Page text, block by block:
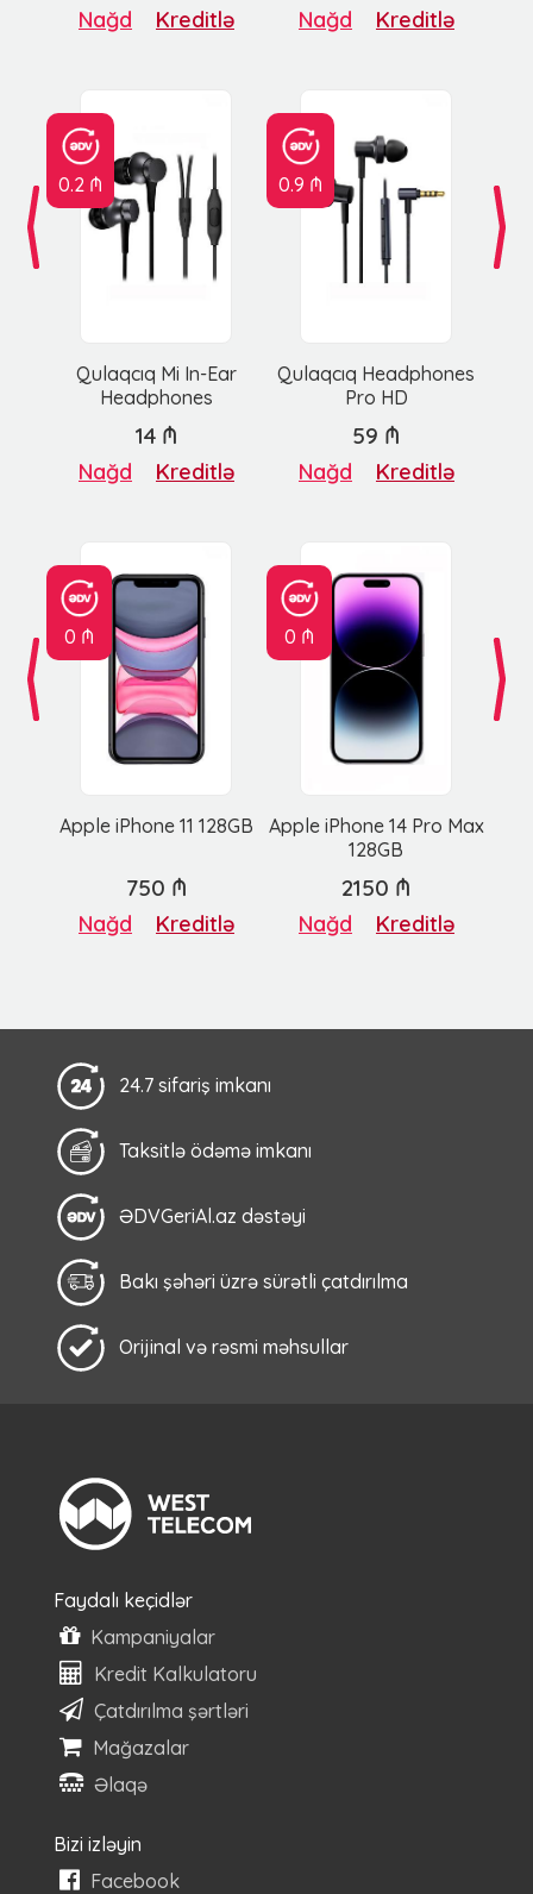
Nağd Kreditlə Nağd Kreditlə
0.2 ₼
Qulaqcıq Mi In-Ear
Headphones
0.9 ₼
Qulaqcıq Headphones
Pro HD
14 ₼
Nağd Kreditlə
59 ₼
Nağd Kreditlə
0 ₼
Apple iPhone 11 128GB
0 ₼
Apple iPhone 14 Pro Max
128GB
750 ₼
Nağd Kreditlə
2150 ₼
Nağd Kreditlə
24.7 sifariş imkanı
Taksitlə ödəmə imkanı
ƏDVGeriAl.az dəstəyi
Bakı şəhəri üzrə sürətli çatdırılma
Orijinal və rəsmi məhsullar
Faydalı keçidlər
Kampaniyalar
Kredit Kalkulatoru
Çatdırılma şərtləri
Mağazalar
Əlaqə
Bizi izləyin
Facebook